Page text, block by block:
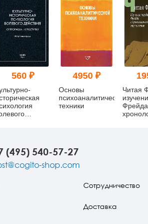
560 ₽
(уценка)
4950 ₽
Основы
психоаналитической
техники
Читая
(495) 540-57-27
shop.com
Сотрудничество
Доставка